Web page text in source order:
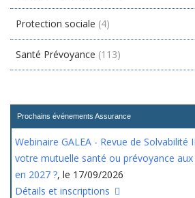
Protection sociale (4)
Santé Prévoyance (113)
Prochains événements Assurance
Webinaire GALEA - Revue de
votre mutuelle santé ou prévoyance aux
en 2027 ?, le 17/09/2026
Détails et inscriptions